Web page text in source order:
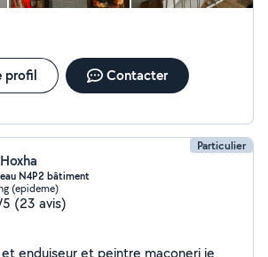
profil Contacter
Particulier
N4P2 bâtiment
(epideme)
(23 avis)